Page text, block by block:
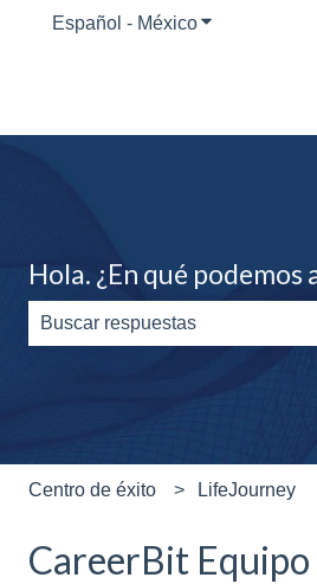
Español - MéxicoTraducciones
Hola. ¿En qué podemos
Centro de éxito LifeJourney
CareerBit Equipo